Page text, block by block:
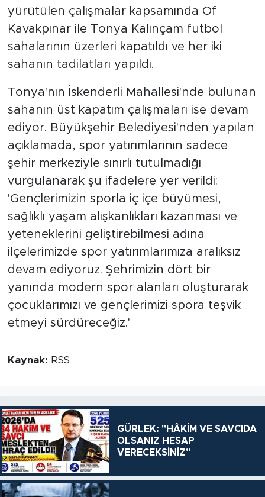
yürütülen çalışmalar kapsamında Of
Kavakpınar ile Tonya Kalınçam futbol
sahalarının üzerleri kapatıldı ve her iki
sahanın tadilatları yapıldı.
Tonya'nın İskenderli Mahallesi'nde bulunan
sahanın üst kapatım çalışmaları ise devam
ediyor. Büyükşehir Belediyesi'nden yapılan
açıklamada, spor yatırımlarının sadece
şehir merkeziyle sınırlı tutulmadığı
vurgulanarak şu ifadelere yer verildi:
'Gençlerimizin sporla iç içe büyümesi,
sağlıklı yaşam alışkanlıkları kazanması ve
yeteneklerini geliştirebilmesi adına
ilçelerimizde spor yatırımlarımıza aralıksız
devam ediyoruz. Şehrimizin dört bir
yanında modern spor alanları oluşturarak
çocuklarımızı ve gençlerimizi spora teşvik
etmeyi sürdüreceğiz.'
Kaynak: RSS
GÜRLEK: "HÂKİM VE SAVCIDA
OLSANIZ HESAP
VERECEKSİNİZ"